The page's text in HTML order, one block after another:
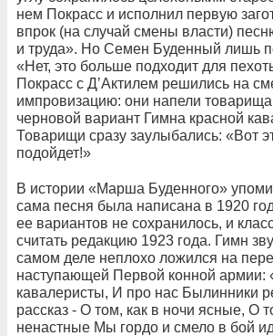
нем Покрасс и исполнил первую
впрок (на случай смены власти)
и труда». Но Семен Буденный лишь
«Нет, это больше подходит для
Покрасс с Д’Актилем решились на
импровизацию: они напели
черновой вариант Гимна красной
Товарищи сразу заулыбались: «Вот
подойдет!»
В истории «Марша Буденного»
сама песня была написана в 1920
ее вариантов не сохранилось, и
считать редакцию 1923 года. Гимн
самом деле неплохо ложился на
наступающей Первой конной
кавалеристы, И про нас Былинники
рассказ - О том, как в ночи ясные, О
ненастные Мы гордо и смело в бой